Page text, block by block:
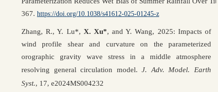
367. https://doi.org/10.1038/s41612-025-01245-z
Zhang, R., Y. Lu*, X. Xu*, and Y. Wang, 2025: Impacts of
wind profile shear and curvature on the parameterized
orographic gravity wave stress in a middle atmosphere
resolving general circulation model.J. Adv. Model. Earth
Syst., 17, e2024MS004232